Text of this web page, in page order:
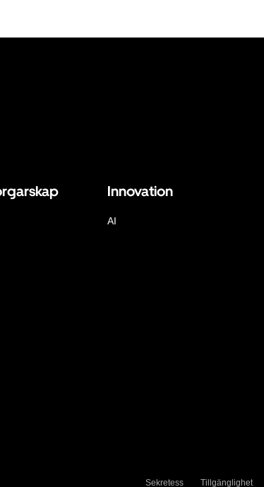
Innovation
AI
Sekretess Tillgänglighet